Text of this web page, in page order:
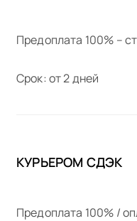
Предоплата 100% –
Срок: от 2 дней
КУРЬЕРОМ СДЭК
Предоплата 100% /